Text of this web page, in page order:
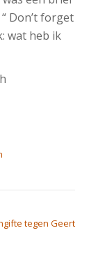
Don’t forget
wat heb ik
tegen Geert